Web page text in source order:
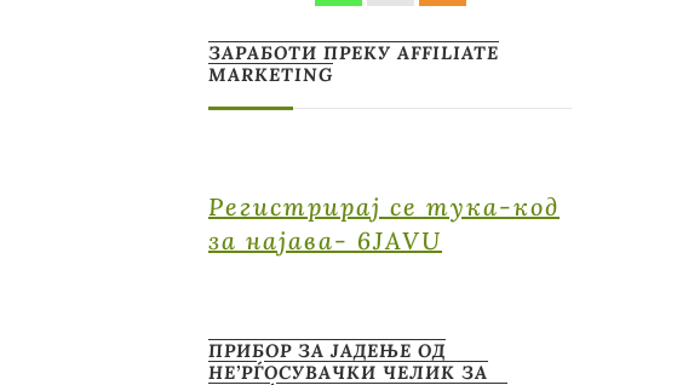
ЗАРАБОТИ ПРЕКУ AFFILIATE
MARKETING
Регистрирај се тука-код
за најава- 6JAVU
ПРИБОР ЗА ЈАДЕЊЕ ОД
НЕ’РЃОСУВАЧКИ ЧЕЛИК ЗА